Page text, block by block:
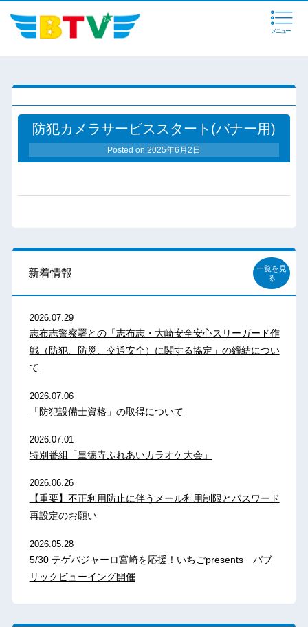
メニュー
防犯カメラサービススタート(バナー用)
Posted on 2025年6月2日
新着情報
一覧を見
る
2026.07.29
志布志警察署との「志布志・大崎安全安心スリーガード作
戦（防犯、防災、交通安全）に関する協定」の締結につい
て
2026.07.06
「防犯設備士資格」の取得について
2026.07.01
特別番組「皇徳寺ふれあいカラオケ大会」
2026.06.26
【重要】不正利用防止に伴うメール利用制限とパスワード
再設定のお願い
2026.05.28
5/30 テゲバジャーロ宮崎を応援！いちごpresents パブ
リックビューイング開催